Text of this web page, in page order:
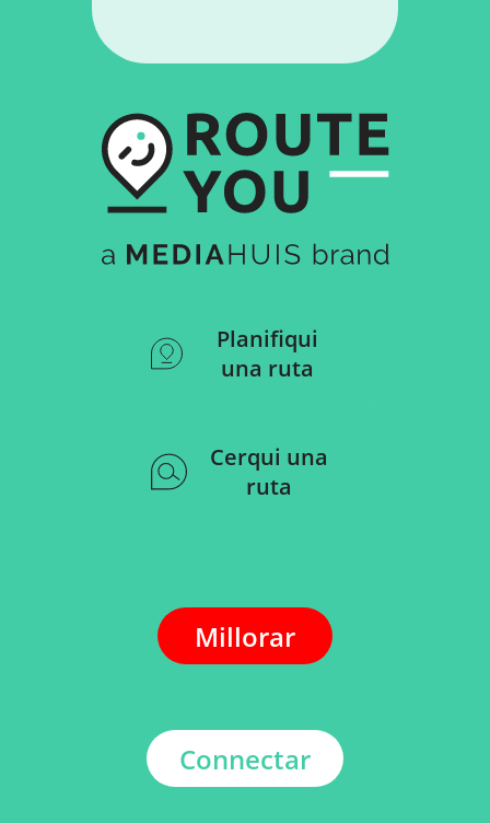
Planifiqui
una ruta
Cerqui una
ruta
Millorar
Connectar